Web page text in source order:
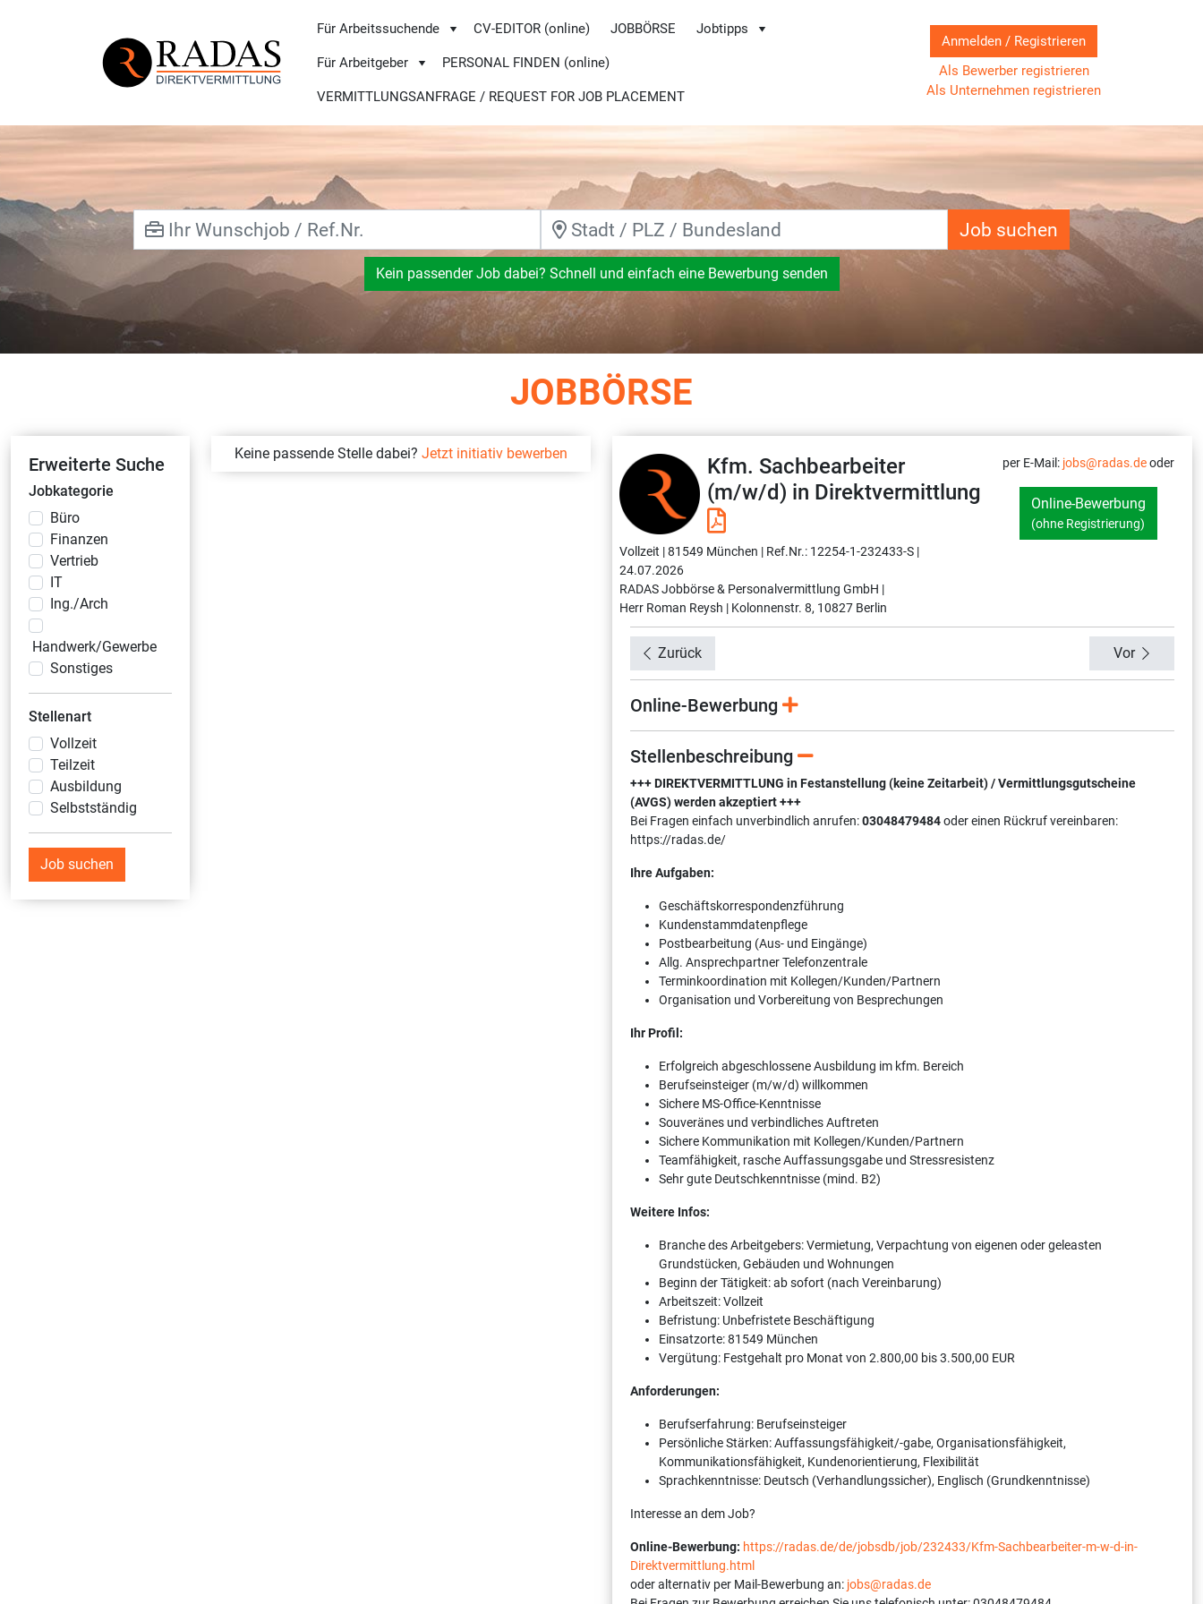
Für Arbeitssuchende CV-EDITOR (online) JOBBÖRSE Jobtipps
Für Arbeitgeber PERSONAL FINDEN (online)
VERMITTLUNGSANFRAGE / REQUEST FOR JOB PLACEMENT
Anmelden / Registrieren
Als Bewerber registrieren
Als Unternehmen registrieren
Job suchen
Kein passender Job dabei? Schnell und einfach eine Bewerbung senden
JOBBÖRSE
Erweiterte Suche
Jobkategorie
Büro
Finanzen
Vertrieb
IT
Ing./Arch
Handwerk/Gewerbe
Sonstiges
Stellenart
Vollzeit
Teilzeit
Ausbildung
Selbstständig
Job suchen
Keine passende Stelle dabei? Jetzt initiativ bewerben
Kfm. Sachbearbeiter
(m/w/d) in Direktvermittlung
Vollzeit |81549 München | Ref.Nr.: 12254-1-232433-S |
24.07.2026
RADAS Jobbörse & Personalvermittlung GmbH |
Herr Roman Reysh | Kolonnenstr. 8, 10827 Berlin
per E-Mail: jobs@radas.deoder
Online-Bewerbung
(ohne Registrierung)
Zurück Vor
Online-Bewerbung
Stellenbeschreibung
+++ DIREKTVERMITTLUNG in Festanstellung (keine Zeitarbeit) / Vermittlungsgutscheine
(AVGS) werden akzeptiert +++
Bei Fragen einfach unverbindlich anrufen:03048479484oder einen Rückruf vereinbaren:
https://radas.de/
Ihre Aufgaben:
Geschäftskorrespondenzführung
Kundenstammdatenpflege
Postbearbeitung (Aus- und Eingänge)
Allg. Ansprechpartner Telefonzentrale
Terminkoordination mit Kollegen/Kunden/Partnern
Organisation und Vorbereitung von Besprechungen
Ihr Profil:
Erfolgreich abgeschlossene Ausbildung im kfm. Bereich
Berufseinsteiger (m/w/d) willkommen
Sichere MS-Office-Kenntnisse
Souveränes und verbindliches Auftreten
Sichere Kommunikation mit Kollegen/Kunden/Partnern
Teamfähigkeit, rasche Auffassungsgabe und Stressresistenz
Sehr gute Deutschkenntnisse (mind. B2)
Weitere Infos:
Branche des Arbeitgebers: Vermietung, Verpachtung von eigenen oder geleasten
Grundstücken, Gebäuden und Wohnungen
Beginn der Tätigkeit: ab sofort (nach Vereinbarung)
Arbeitszeit: Vollzeit
Befristung: Unbefristete Beschäftigung
Einsatzorte: 81549 München
Vergütung: Festgehalt pro Monat von 2.800,00 bis 3.500,00 EUR
Anforderungen:
Berufserfahrung: Berufseinsteiger
Persönliche Stärken: Auffassungsfähigkeit/-gabe, Organisationsfähigkeit,
Kommunikationsfähigkeit, Kundenorientierung, Flexibilität
Sprachkenntnisse: Deutsch (Verhandlungssicher), Englisch (Grundkenntnisse)
Interesse an dem Job?
Online-Bewerbung: https://radas.de/de/jobsdb/job/232433/Kfm-Sachbearbeiter-m-w-d-in-
Direktvermittlung.html
oder alternativ per Mail-Bewerbung an: jobs@radas.de